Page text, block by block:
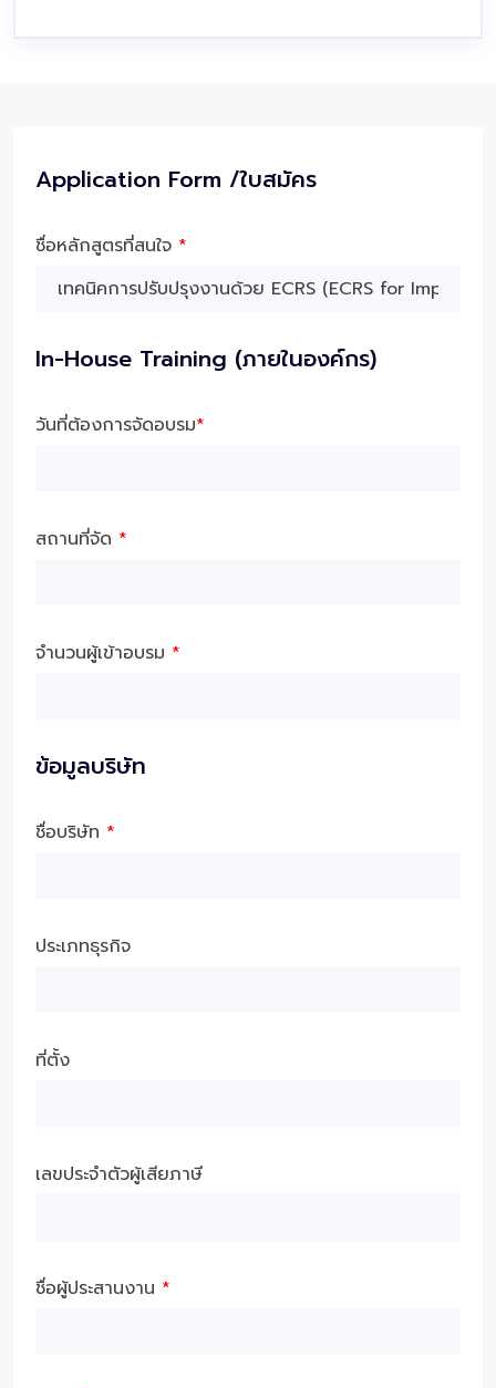
Application Form /ใบสมัคร
ชื่อหลักสูตรที่สนใจ *
In-House Training (ภายในองค์กร)
วันที่ต้องการจัดอบรม*
สถานที่จัด *
จำนวนผู้เข้าอบรม *
ข้อมูลบริษัท
ชื่อบริษัท *
ประเภทธุรกิจ
ที่ตั้ง
เลขประจำตัวผู้เสียภาษี
ชื่อผู้ประสานงาน *